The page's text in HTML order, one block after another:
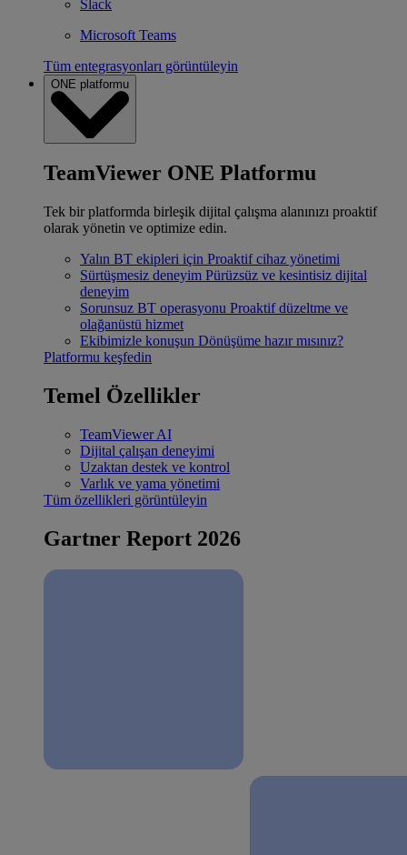
Slack
Microsoft Teams
Tüm entegrasyonları görüntüleyin
ONE platformu
TeamViewer ONE Platformu
Tek bir platformda birleşik dijital çalışma alanınızı proaktif
olarak yönetin ve optimize edin.
Yalın BT ekipleri için Proaktif cihaz yönetimi
Sürtüşmesiz deneyim Pürüzsüz ve kesintisiz dijital
deneyim
Sorunsuz BT operasyonu Proaktif düzeltme ve
olağanüstü hizmet
Ekibimizle konuşun Dönüşüme hazır mısınız?
Platformu keşfedin
Temel Özellikler
TeamViewer AI
Dijital çalışan deneyimi
Uzaktan destek ve kontrol
Varlık ve yama yönetimi
Tüm özellikleri görüntüleyin
Gartner Report 2026